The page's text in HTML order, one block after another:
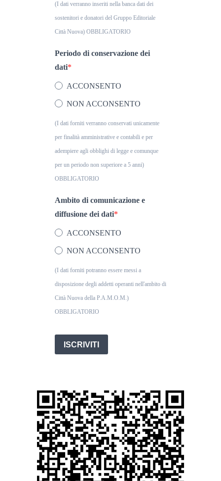
(I dati verranno inseriti nella banca dati dei
sostenitori e donatori del Gruppo Editoriale
Città Nuova) OBBLIGATORIO
Periodo di conservazione dei
dati
ACCONSENTO
NON ACCONSENTO
(I dati forniti verranno conservati unicamente
per finalità amministrative e contabili e per
adempiere agli obblighi di legge e comunque
per un periodo non superiore a 5 anni)
OBBLIGATORIO
Ambito di comunicazione e
diffusione dei dati
ACCONSENTO
NON ACCONSENTO
(I dati forniti potranno essere messi a
disposizione degli addetti operanti nell'ambito di
Città Nuova della P.A.M.O.M.)
OBBLIGATORIO
ISCRIVITI